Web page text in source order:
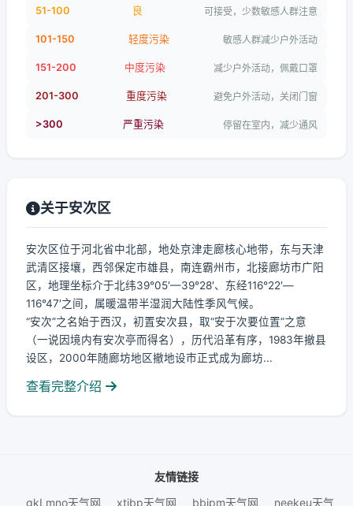
51-100 良 可接受，少数敏感人群注意
101-150 轻度污染 敏感人群减少户外活动
151-200 中度污染 减少户外活动，佩戴口罩
201-300 重度污染 避免户外活动，关闭门窗
>300 严重污染 停留在室内，减少通风
关于安次区
安次区位于河北省中北部，地处京津走廊核心地带，东与天津
武清区接壤，西邻保定市雄县，南连霸州市，北接廊坊市广阳
区，地理坐标介于北纬39°05′—39°28′、东经116°22′—
116°47′之间，属暖温带半湿润大陆性季风气候。
“安次”之名始于西汉，初置安次县，取“安于次要位置”之意
（一说因境内有安次亭而得名），历代沿革有序，1983年撤县
设区，2000年随廊坊地区撤地设市正式成为廊坊...
查看完整介绍
友情链接
gkLmno天气网
xtjbp天气网 bbjpm天气网 neekeu天气